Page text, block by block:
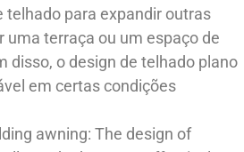
telhado para expandir outras
uma terraça ou um espaço de
disso, o design de telhado plano
em certas condições
awning: The design of